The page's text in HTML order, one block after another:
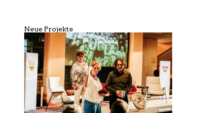
Neue Projekte